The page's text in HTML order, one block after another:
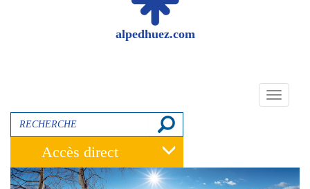
alpedhuez.com
Toggle
Accès direct